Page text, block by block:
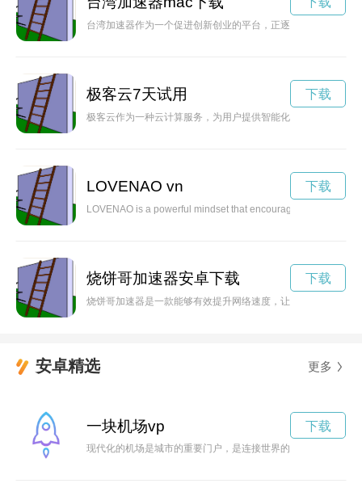
台湾加速器作为一个促进创新创业的平台，正逐渐成为台湾新
极客云7天试用
极客云作为一种云计算服务，为用户提供智能化、灵活、安全
下载
LOVENAO vn
LOVENAO is a powerful mindset that encourages individuals
下载
烧饼哥加速器安卓下载
烧饼哥加速器是一款能够有效提升网络速度，让用户畅快体验
下载
安卓精选 更多
一块机场vp
现代化的机场是城市的重要门户，是连接世界的纽带，为旅客
下载